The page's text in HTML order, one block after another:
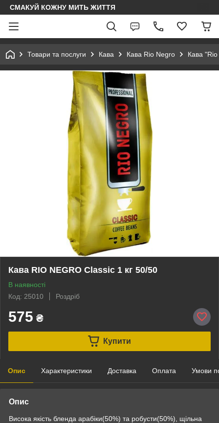
СМАКУЙ КОЖНУ МИТЬ ЖИТТЯ
Товари та послуги Кава Кава Rio Negro Кава
Кава RIO NEGRO Classic 1 кг 50/50
В наявності
Код: 25010
Роздріб
575 ₴
Купити
Опис Характеристики Доставка Оплата Умови
Опис
Висока якість бленда арабіки(50%) та робусти(50%), щільна